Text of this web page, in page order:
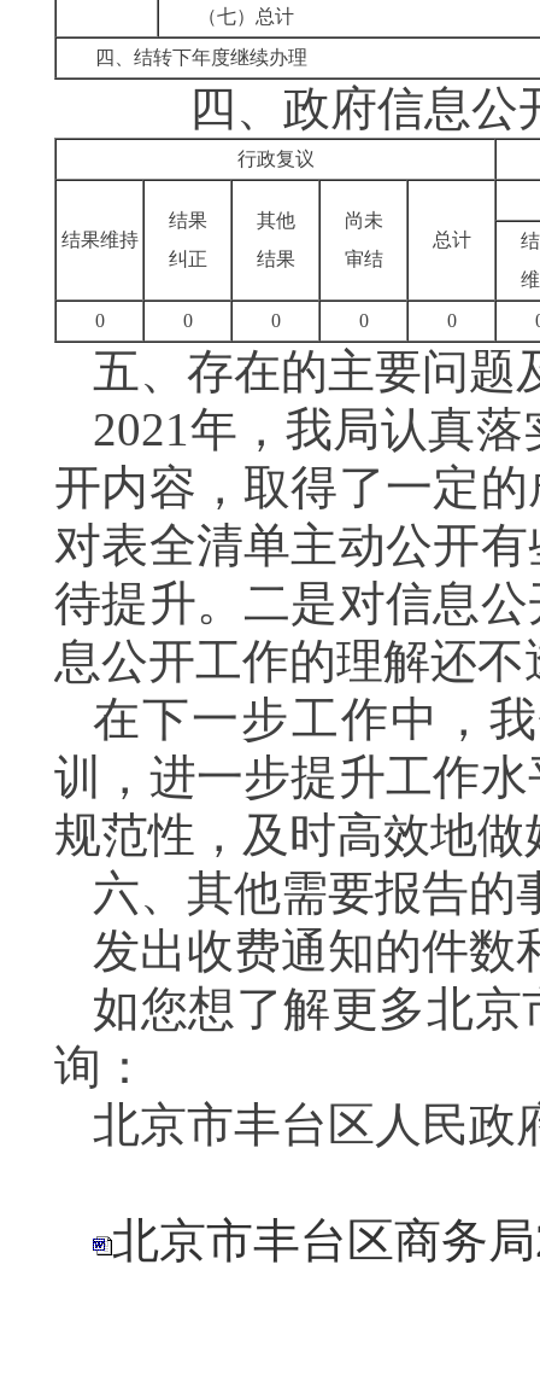
（七）总计
四、结转下年度继续办理
四、政府信息公
行政复议
结果维持
结果
纠正
其他
结果
尚未
审结
总计
0
0 0 0 0
五、存在的主要问题
2021年，我局认真落
开内容，取得了一定的
对表全清单主动公开
待提升。二是对信息
息公开工作的理解还
在下一步工作中，
训，进一步提升工作
规范性，及时高效地
六、其他需要报告的
发出收费通知的件数
如您想了解更多北
询：
北京市丰台区人民政
北京市丰台区商务